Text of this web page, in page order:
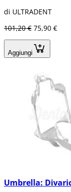
di ULTRADENT
101,20 € 75,90 €
Aggiungi
Umbrella: